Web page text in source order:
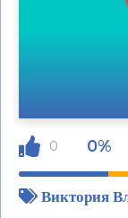
0 0%
Виктория